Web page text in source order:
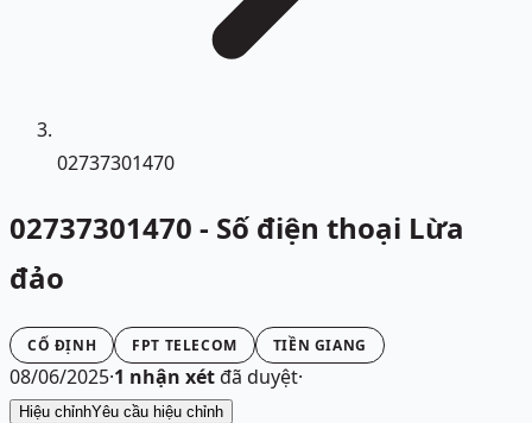
02737301470
02737301470 - Số điện thoại Lừa
đảo
CỐ ĐỊNH FPT TELECOM TIỀN GIANG
08/06/2025·1 nhận xétđã duyệt·
Hiệu chỉnhYêu cầu hiệu chỉnh